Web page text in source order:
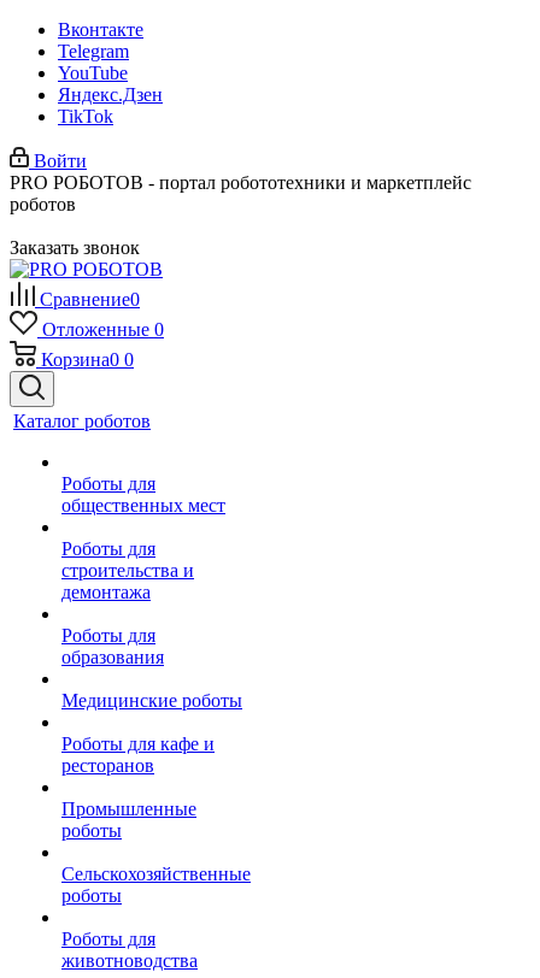
Вконтакте
Telegram
YouTube
Яндекс.Дзен
TikTok
Войти
PRO РОБОТОВ - портал робототехники и маркетплейс
роботов
Заказать звонок
Сравнение0
Отложенные 0
Корзина0 0
Каталог роботов
Роботы для
общественных мест
Роботы для
строительства и
демонтажа
Роботы для
образования
Медицинские роботы
Роботы для кафе и
ресторанов
Промышленные
роботы
Сельскохозяйственные
роботы
Роботы для
животноводства